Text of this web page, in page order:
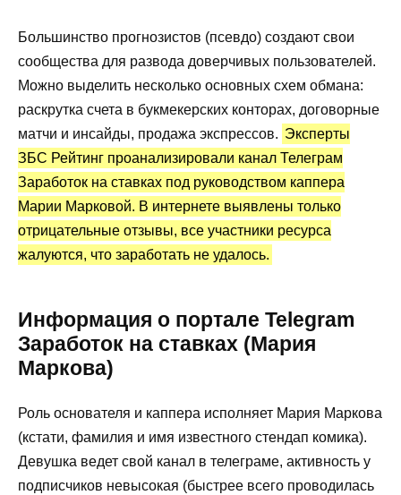
статистика и отзывы
Преимущества и недостатки
Большинство прогнозистов (псевдо) создают свои
сообщества для развода доверчивых пользователей.
Можно выделить несколько основных схем обмана:
раскрутка счета в букмекерских конторах, договорные
матчи и инсайды, продажа экспрессов. Эксперты
ЗБС Рейтинг проанализировали канал Телеграм
Заработок на ставках под руководством каппера
Марии Марковой. В интернете выявлены только
отрицательные отзывы, все участники ресурса
жалуются, что заработать не удалось.
Информация о портале Telegram
Заработок на ставках (Мария
Маркова)
Роль основателя и каппера исполняет Мария Маркова
(кстати, фамилия и имя известного стендап комика).
Девушка ведет свой канал в телеграме, активность у
подписчиков невысокая (быстрее всего проводилась